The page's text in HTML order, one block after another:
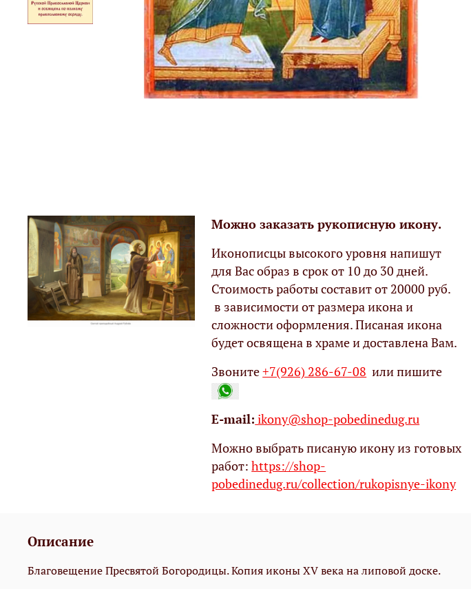
Можно заказать рукописную икону.
Иконописцы высокого уровня напишут
для Вас образ в срок от 10 до 30 дней.
Стоимость работы составит от 20000 руб.
в зависимости от размера икона и
сложности оформления. Писаная икона
будет освящена в храме и доставлена Вам.
Звоните+7(926) 286-67-08 или пишите
Е-mail: ikony@shop-pobedinedug.ru
Можно выбрать писаную икону из готовых
работ:https://shop-
pobedinedug.ru/collection/rukopisnye-ikony
Описание
Благовещение Пресвятой Богородицы. Копия иконы XV века на липовой доске.